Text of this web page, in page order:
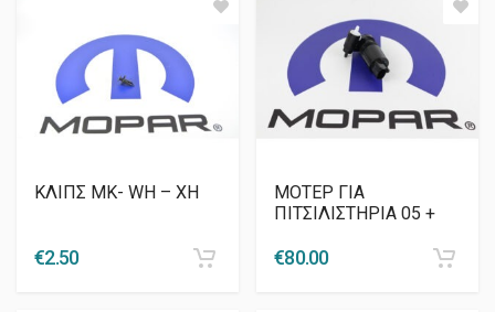
ΚΛΙΠΣ MK- WH – ΧΗ
€2.50
ΜΟΤΕΡ ΓΙΑ
ΠΙΤΣΙΛΙΣΤΗΡΙΑ 05 +
€80.00